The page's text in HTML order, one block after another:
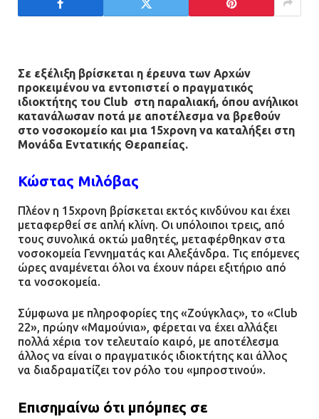
12.07.2026 | 15:07
αστυνομικοί για τους
πυροβολισμούς κατά του 20χρονου
με αναπηρία
11.07.2026 | 22:59
πρωινή διακοπή ρεύματος στη
Μάνδρα
09.07.2026 | 11:12
Φωτιά σε επιχείρηση στον
Ασπρόπυργο – Ήχησε το 112
09.07.2026 | 09:19
Δίωξη για απόπειρα
ανθρωποκτονίας στους δύο
αστυνομικούς
Σε εξέλιξη βρίσκεται η έρευνα των Αρχών
προκειμένου να εντοπιστεί ο πραγματικός
ιδιοκτήτης του Club στη παραλιακή, όπου ανήλικοι
κατανάλωσαν ποτά με αποτέλεσμα να βρεθούν
στο νοσοκομείο και μια 15χρονη να καταλήξει στη
Μονάδα Εντατικής Θεραπείας.
Κώστας Μιλόβας
Πλέον η 15χρονη βρίσκεται εκτός κινδύνου και έχει
μεταφερθεί σε απλή κλίνη. Οι υπόλοιποι τρεις, από
τους συνολικά οκτώ μαθητές, μεταφέρθηκαν στα
νοσοκομεία Γεννηματάς και Αλεξάνδρα. Τις επόμενες
ώρες αναμένεται όλοι να έχουν πάρει εξιτήριο από
τα νοσοκομεία.
Σύμφωνα με πληροφορίες της «Ζούγκλας», το «Club
22», πρώην «Μαμούνια», φέρεται να έχει αλλάξει
πολλά χέρια τον τελευταίο καιρό, με αποτέλεσμα
άλλος να είναι ο πραγματικός ιδιοκτήτης και άλλος
να διαδραματίζει τον ρόλο του «μπροστινού».
Επισημαίνω ότι μπόμπες σε